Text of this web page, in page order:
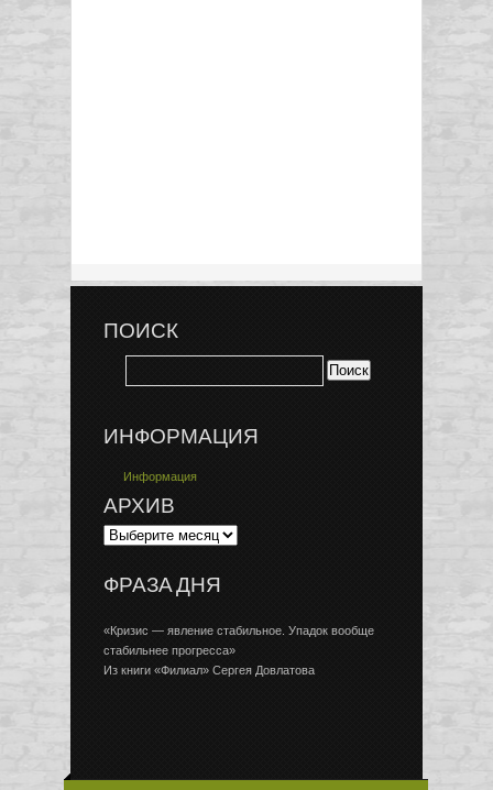
ПОИСК
ИНФОРМАЦИЯ
Информация
АРХИВ
ФРАЗА ДНЯ
«Кризис — явление стабильное. Упадок вообще
стабильнее прогресса»
Из книги «Филиал» Сергея Довлатова